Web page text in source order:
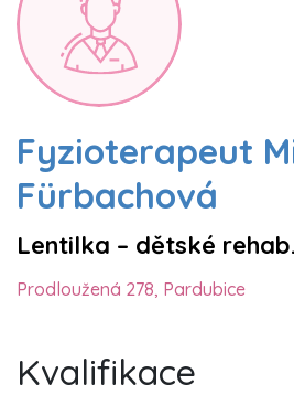
Fyzioterapeut
Fürbachová
Lentilka – dětské
Prodloužená 278, Pardubice
Kvalifikace